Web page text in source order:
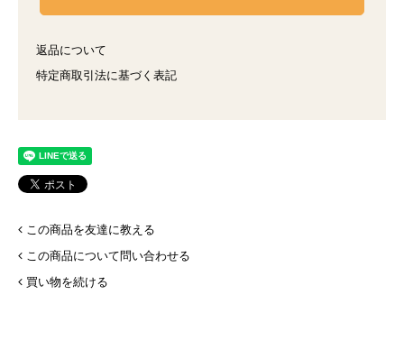
返品について
特定商取引法に基づく表記
この商品を友達に教える
この商品について問い合わせる
買い物を続ける